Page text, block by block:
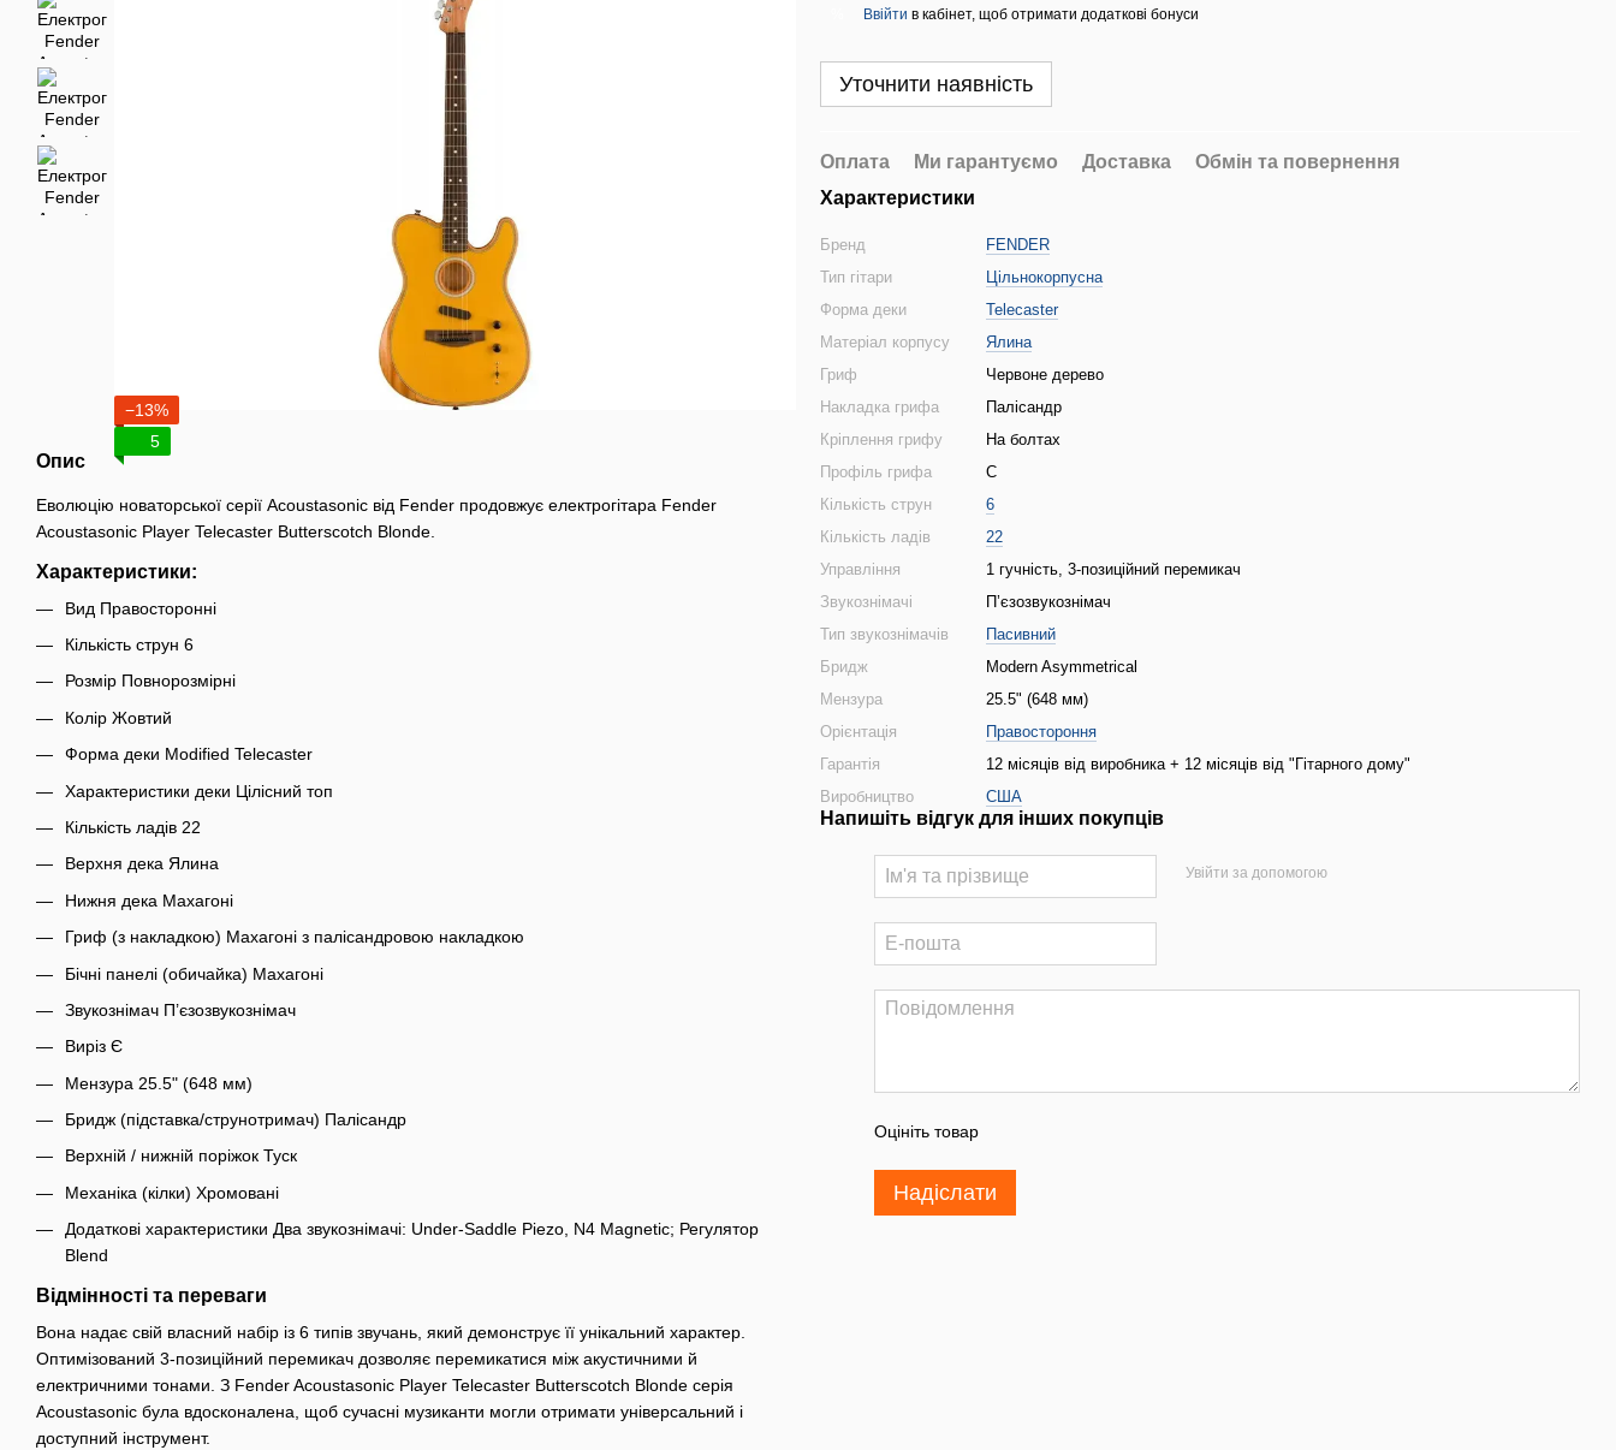
−13%
5
Опис
Еволюцію новаторської серії Acoustasonic від Fender продовжує електрогітара Fender
Acoustasonic Player Telecaster Butterscotch Blonde.
Характеристики:
Вид Правосторонні
Кількість струн 6
Розмір Повнорозмірні
Колір Жовтий
Форма деки Modified Telecaster
Характеристики деки Цілісний топ
Кількість ладів 22
Верхня дека Ялина
Нижня дека Махагоні
Гриф (з накладкою) Махагоні з палісандровою накладкою
Бічні панелі (обичайка) Махагоні
Звукознімач П’єзозвукознімач
Виріз Є
Мензура 25.5" (648 мм)
Бридж (підставка/струнотримач) Палісандр
Верхній / нижній поріжок Туск
Механіка (кілки) Хромовані
Додаткові характеристики Два звукознімачі: Under-Saddle Piezo, N4 Magnetic; Регулятор
Blend
Відмінності та переваги
Вона надає свій власний набір із 6 типів звучань, який демонструє її унікальний характер.
Оптимізований 3-позиційний перемикач дозволяє перемикатися між акустичними й
електричними тонами. З Fender Acoustasonic Player Telecaster Butterscotch Blonde серія
Acoustasonic була вдосконалена, щоб сучасні музиканти могли отримати універсальний і
доступний інструмент.
Ввійти в кабінет, щоб отримати додаткові бонуси
Уточнити наявність
Оплата Ми гарантуємо Доставка
Обмін та повернення
Характеристики
Бренд
FENDER
Тип гітари
Цільнокорпусна
Форма деки
Telecaster
Матеріал корпусу
Ялина
Гриф
Червоне дерево
Накладка грифа
Палісандр
Кріплення грифу
На болтах
Профіль грифа
C
Кількість струн
6
Кількість ладів
22
Управління
1 гучність, 3-позиційний перемикач
Звукознімачі
П’єзозвукознімач
Тип звукознімачів
Пасивний
Бридж
Modern Asymmetrical
Мензура
25.5" (648 мм)
Орієнтація
Правостороння
Гарантія
12 місяців від виробника + 12 місяців від "Гітарного дому"
Виробництво
США
Напишіть відгук для інших покупців
Увійти за допомогою
Оцініть товар
Надіслати